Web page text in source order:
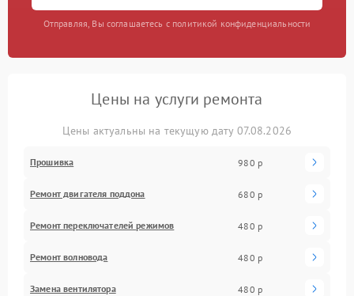
Отправляя, Вы соглашаетесь с политикой конфиденциальности
Цены на услуги ремонта
Цены актуальны на текущую дату 07.08.2026
Прошивка 980 р
Ремонт двигателя поддона 680 р
Ремонт переключателей режимов 480 р
Ремонт волновода 480 р
Замена вентилятора 480 р